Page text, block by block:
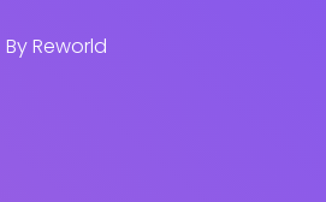
ByReworld